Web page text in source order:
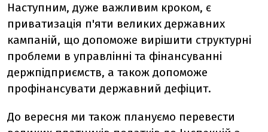
Наступним, дуже важливим кроком, є
приватизація п'яти великих державних
кампаній, що допоможе вирішити структурні
проблеми в управлінні та фінансуванні
держпідприємств, а також допоможе
профінансувати державний дефіцит.
До вересня ми також плануємо перевести